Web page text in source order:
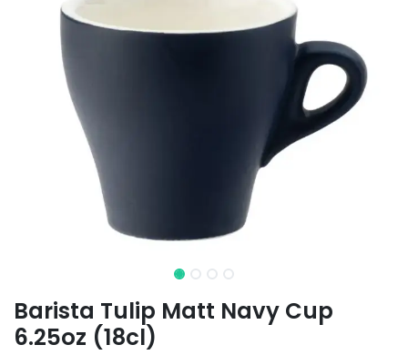
Barista Tulip Matt Navy Cup
6.25oz (18cl)